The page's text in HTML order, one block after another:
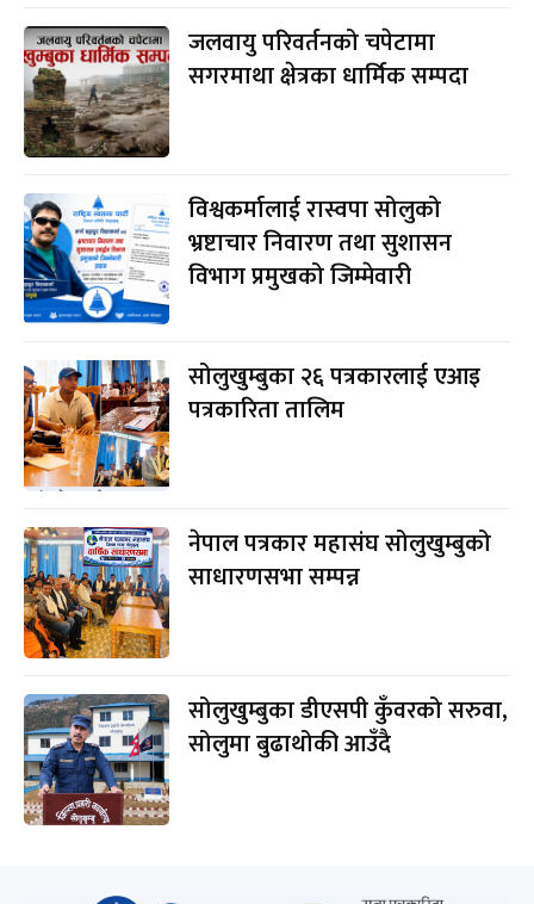
जलवायु परिवर्तनको चपेटामा
सगरमाथा क्षेत्रका धार्मिक सम्पदा
विश्वकर्मालाई रास्वपा सोलुको
भ्रष्टाचार निवारण तथा सुशासन
विभाग प्रमुखको जिम्मेवारी
सोलुखुम्बुका २६ पत्रकारलाई एआइ
पत्रकारिता तालिम
नेपाल पत्रकार महासंघ सोलुखुम्बुको
साधारणसभा सम्पन्न
सोलुखुम्बुका डीएसपी कुँवरको सरुवा,
सोलुमा बुढाथोकी आउँदै